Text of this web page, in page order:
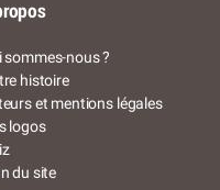
sommes-nous ?
histoire
et mentions légales
logos
du site